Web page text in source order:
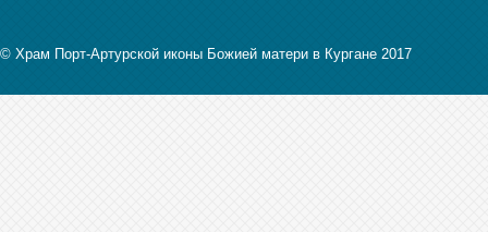
© Храм Порт-Артурской иконы Божией матери в Кургане 2017